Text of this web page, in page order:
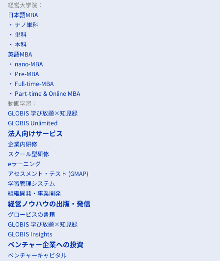
経営大学院：
日本語MBA
ナノ単科
単科
本科
英語MBA
nano-MBA
Pre-MBA
Full-time-MBA
Part-time & Online MBA
動画学習：
GLOBIS 学び放題×知見録
GLOBIS Unlimited
法人向けサービス
企業内研修
スクール型研修
eラーニング
アセスメント・テスト (GMAP)
学習管理システム
組織開発・事業開発
経営ノウハウの出版・発信
グロービスの書籍
GLOBIS 学び放題×知見録
GLOBIS Insights
ベンチャー企業への投資
ベンチャーキャピタル